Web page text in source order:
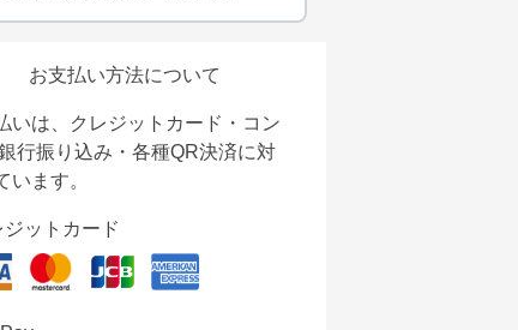
お支払い方法について
いは、クレジットカード・コン
行振り込み・各種QR決済に対
います。
ジットカード